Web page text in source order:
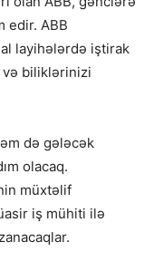
edir. ABB
layihələrdə iştirak
və biliklərinizi
də gələcək
olacaq.
müxtəlif
iş mühiti ilə